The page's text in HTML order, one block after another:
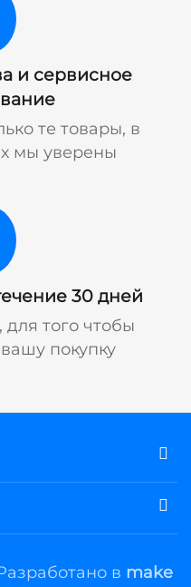
и сервисное
те товары, в
мы уверены
30 дней
для того чтобы
покупку
в make